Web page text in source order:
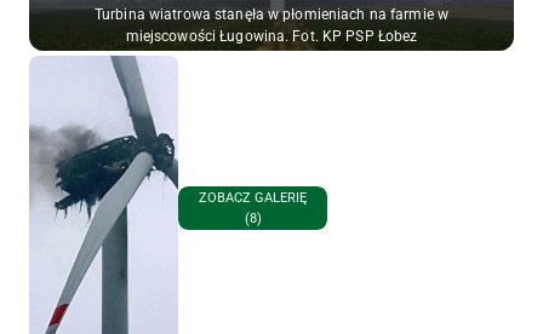
Turbina wiatrowa stanęła w płomieniach na farmie w
miejscowości Ługowina. Fot. KP PSP Łobez
ZOBACZ GALERIĘ
(8)